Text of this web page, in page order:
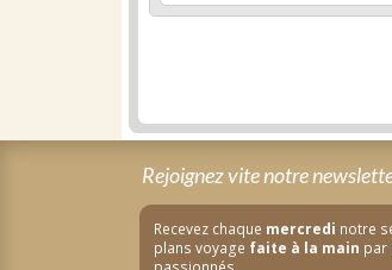
Rejoignez vite notre
Recevez chaque mercredi notre
plans voyage faite à la main par